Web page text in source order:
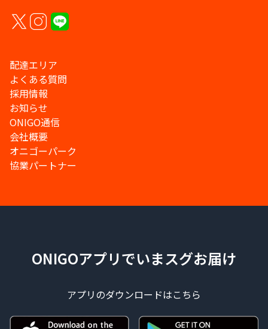
配達エリア
よくある質問
採用情報
お知らせ
ONIGO通信
会社概要
オニゴーパーク
協業パートナー
ONIGOアプリでいまスグお届け
アプリのダウンロードはこちら